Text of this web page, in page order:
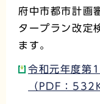
府中市都市計画
タープラン改定
ます。
令和元年度第
（PDF：